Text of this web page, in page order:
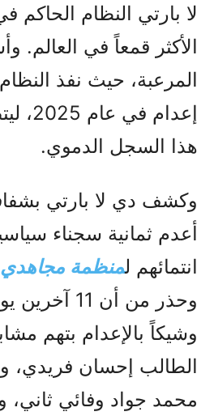
لا بارتي النظام الحاكم
الأكثر قمعاً في العالم.
إعدام
هذا السجل الدموي.
وكشف دي لا بارتي
أعدم ثمانية سجناء
انتمائهم لمنظمة مجاهدي
وحذر من أن
وشيكاً بالإعدام بتهم
الطالب إحسان فريدي،
محمد جواد وفائي ثاني،